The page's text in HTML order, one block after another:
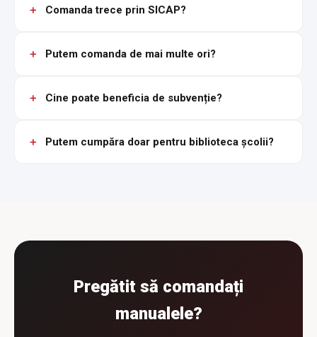
Comanda trece prin SICAP?
Putem comanda de mai multe ori?
Cine poate beneficia de subvenție?
Putem cumpăra doar pentru biblioteca școlii?
Pregătit să comandați
manualele?